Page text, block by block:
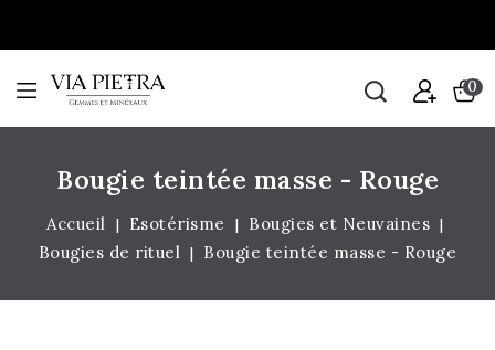
0
Bougie teintée masse - Rouge
Accueil Esotérisme
Bougies et Neuvaines
Bougies de rituel
Bougie teintée masse - Rouge